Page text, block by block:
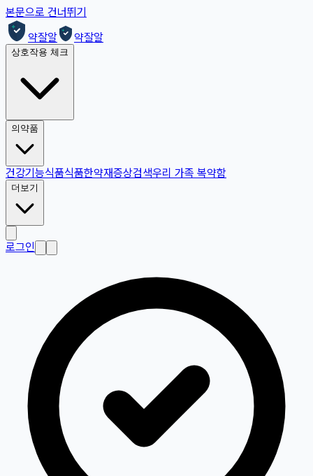
본문으로 건너뛰기
약잘알
약잘알
상호작용 체크
의약품
건강기능식품식품한약재증상검색우리 가족 복약함
더보기
로그인